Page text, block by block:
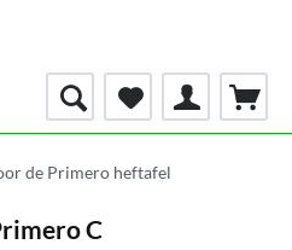
de Primero heftafel
C